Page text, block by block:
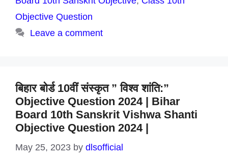
Objective Question
Leave a comment
बिहार बोर्ड 10वीं संस्कृत ” विश्व शांति:”
Objective Question 2024 | Bihar
Board 10th Sanskrit Vishwa Shanti
Objective Question 2024 |
May 25, 2023 by dlsofficial